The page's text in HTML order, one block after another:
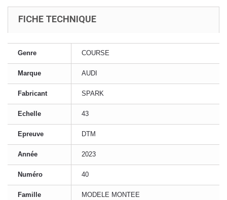
FICHE TECHNIQUE
Genre COURSE
Marque AUDI
Fabricant SPARK
Echelle 43
Epreuve DTM
Année 2023
Numéro 40
Famille MODELE MONTEE